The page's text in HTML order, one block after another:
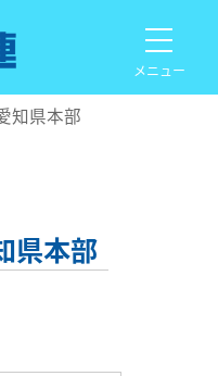
メニュー
知県本部
県本部